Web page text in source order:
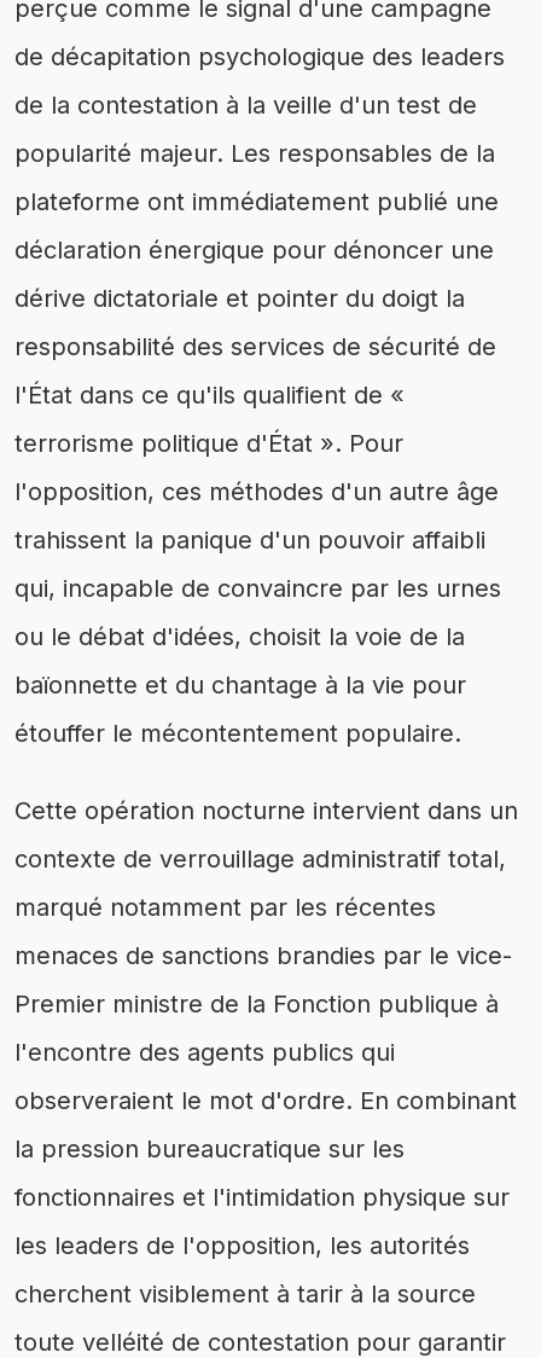
perçue comme le signal d'une campagne
de décapitation psychologique des leaders
de la contestation à la veille d'un test de
popularité majeur. Les responsables de la
plateforme ont immédiatement publié une
déclaration énergique pour dénoncer une
dérive dictatoriale et pointer du doigt la
responsabilité des services de sécurité de
l'État dans ce qu'ils qualifient de «
terrorisme politique d'État ». Pour
l'opposition, ces méthodes d'un autre âge
trahissent la panique d'un pouvoir affaibli
qui, incapable de convaincre par les urnes
ou le débat d'idées, choisit la voie de la
baïonnette et du chantage à la vie pour
étouffer le mécontentement populaire.
Cette opération nocturne intervient dans un
contexte de verrouillage administratif total,
marqué notamment par les récentes
menaces de sanctions brandies par le vice-
Premier ministre de la Fonction publique à
l'encontre des agents publics qui
observeraient le mot d'ordre. En combinant
la pression bureaucratique sur les
fonctionnaires et l'intimidation physique sur
les leaders de l'opposition, les autorités
cherchent visiblement à tarir à la source
toute velléité de contestation pour garantir